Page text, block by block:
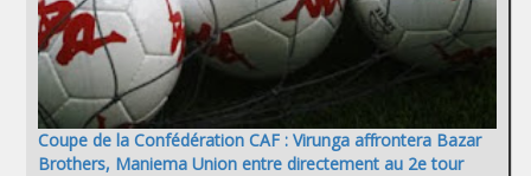
Coupe de la Confédération CAF : Virunga affrontera Bazar
Brothers, Maniema Union entre directement au 2e tour